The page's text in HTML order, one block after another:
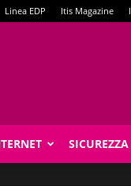
Linea EDP Itis Magazine
SICUREZZA